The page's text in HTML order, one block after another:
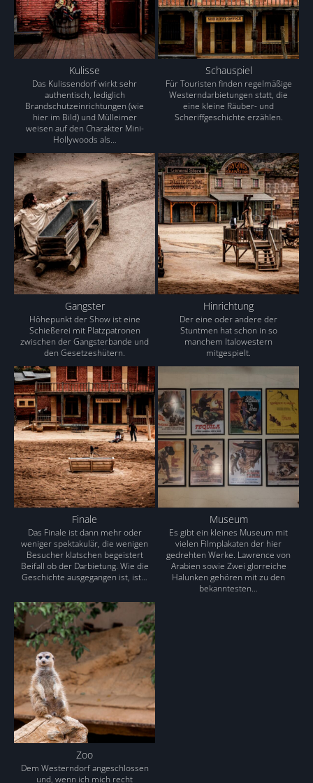
Kulisse
Das Kulissendorf wirkt sehr
authentisch, lediglich
Brandschutzeinrichtungen (wie
hier im Bild) und Mülleimer
weisen auf den Charakter Mini-
Hollywoods als…
Schauspiel
Für Touristen finden regelmäßige
Westerndarbietungen statt, die
eine kleine Räuber- und
Scheriffgeschichte erzählen.
Gangster
Höhepunkt der Show ist eine
Schießerei mit Platzpatronen
zwischen der Gangsterbande und
den Gesetzeshütern.
Hinrichtung
Der eine oder andere der
Stuntmen hat schon in so
manchem Italowestern
mitgespielt.
Finale
Das Finale ist dann mehr oder
weniger spektakulär, die wenigen
Besucher klatschen begeistert
Beifall ob der Darbietung. Wie die
Geschichte ausgegangen ist, ist…
Museum
Es gibt ein kleines Museum mit
vielen Filmplakaten der hier
gedrehten Werke. Lawrence von
Arabien sowie Zwei glorreiche
Halunken gehören mit zu den
bekanntesten…
Zoo
Dem Westerndorf angeschlossen
und, wenn ich mich recht